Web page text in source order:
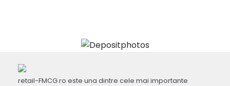
retail-FMCG.ro este una dintre cele mai importante